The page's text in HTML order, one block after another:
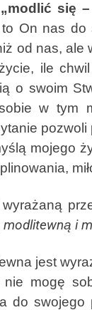
„modlić się
On nas do
od nas, ale
ile
o swoim
w tym
mojego
przez
i
jest
mogę
do swojego